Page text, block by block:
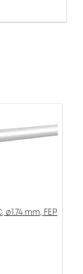
ø1.74 mm, FEP